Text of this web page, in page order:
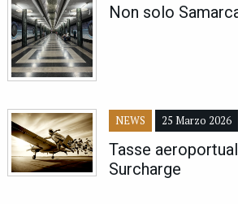
Non solo
NEWS 25 Marzo 2026
Tasse
Surcharge